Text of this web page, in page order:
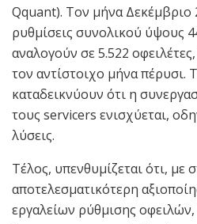
Qquant). Τον μήνα Δεκέμβριο
ρυθμίσεις συνολικού ύψους
αναλογούν σε 5.522
τον αντίστοιχο μήνα πέρυσι.
καταδεικνύουν ότι η
τους servicers ενισχύεται,
λύσεις.
Τέλος, υπενθυμίζεται ότι, με
αποτελεσματικότερη
εργαλείων ρύθμισης